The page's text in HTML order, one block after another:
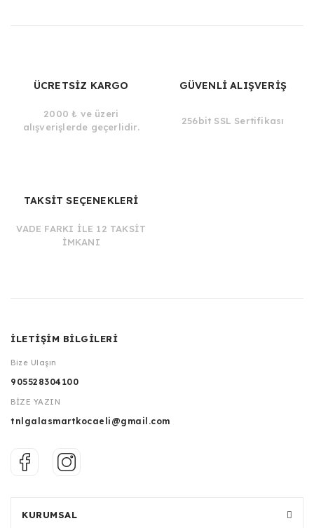
ÜCRETSİZ KARGO
2000 ₺ ve üzeri
alışverişlerde geçerlidir.
GÜVENLİ ALIŞVERİŞ
256bit SSL Sertifikası
TAKSİT SEÇENEKLERİ
VADE FARKI İLE 12 TAKSİT
İMKANI
İLETİŞİM BİLGİLERİ
Bize Ulaşın
905528304100
BİZE YAZIN
tnlgalasmartkocaeli@gmail.com
KURUMSAL